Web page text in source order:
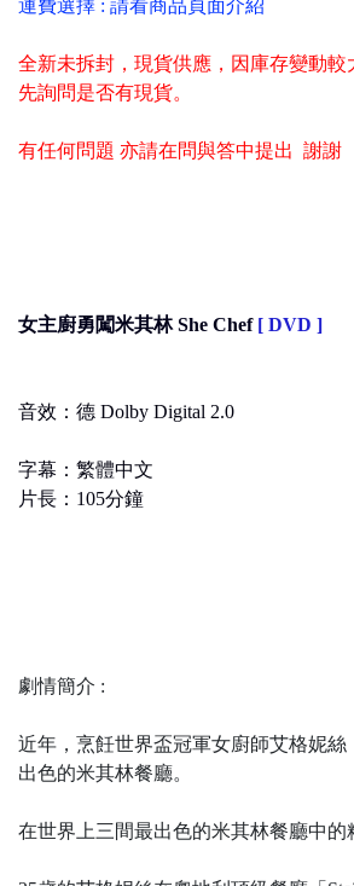
運費選擇 : 請看商品頁面介紹
全新未拆封，現貨供應，因庫存變動較
先詢問是否有現貨。
有任何問題 亦請在問與答中提出 謝謝
女主廚勇闖米其林 She Chef [ DVD ]
音效：德 Dolby Digital 2.0
字幕：繁體中文
片長：105分鐘
劇情簡介 :
近年，烹飪世界盃冠軍女廚師艾格妮絲
出色的米其林餐廳。
在世界上三間最出色的米其林餐廳中的